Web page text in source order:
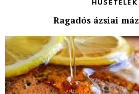
HÚSÉTELEK
Ragadós ázsiai